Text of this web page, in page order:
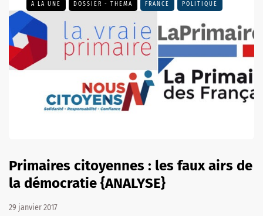
A LA UNE DOSSIER - THEMA FRANCE POLITIQUE
Primaires citoyennes : les faux airs de
la démocratie {ANALYSE}
29 janvier 2017